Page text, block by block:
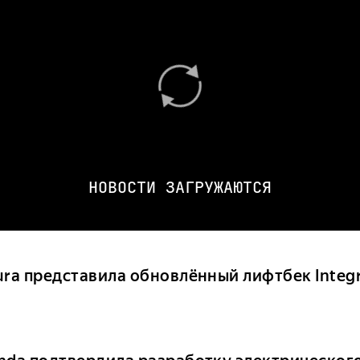
НОВОСТИ ЗАГРУЖАЮТСЯ
представила обновлённый лифтбек